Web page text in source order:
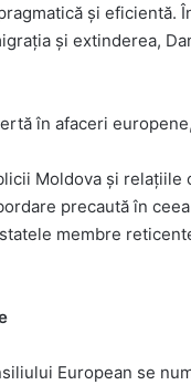
și eficientă.
și extinderea,
în afaceri
Moldova și relațiile
precaută în
membre
European se